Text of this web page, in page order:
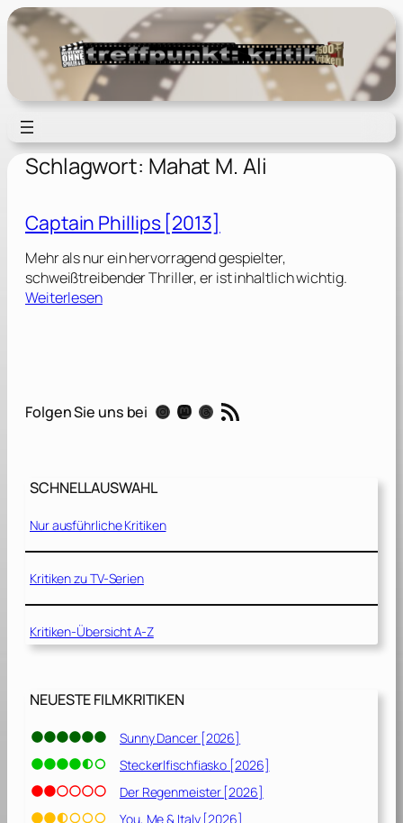
Zum
Inhalt
springen
Schlagwort: Mahat M. Ali
Captain Phillips [2013]
Mehr als nur ein hervorragend gespielter,
schweißtreibender Thriller, er ist inhaltlich wichtig.
Weiterlesen:
i
i
l
i
p
2
0
3
Folgen Sie uns bei Instagram Mastodon Threads RSS-Feed
SCHNELLAUSWAHL
Nur ausführliche Kritiken
Kritiken zu TV-Serien
Kritiken-Übersicht A-Z
NEUESTE FILMKRITIKEN
Sunny Dancer [2026]
Steckerlfischfiasko [2026]
Der Regenmeister [2026]
You, Me & Italy [2026]